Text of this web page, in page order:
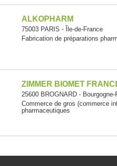
ALKOPHARM
75003 PARIS - Île-de-France
Fabrication de préparations
ZIMMER BIOMET
25600 BROGNARD -
Commerce de gros (commerce
pharmaceutiques